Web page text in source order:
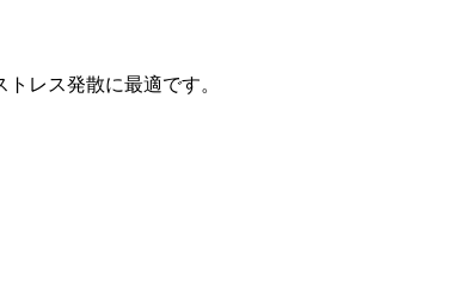
レス発散に最適です。